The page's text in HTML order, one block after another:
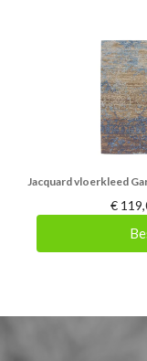
Jacquard vloerkleed
€